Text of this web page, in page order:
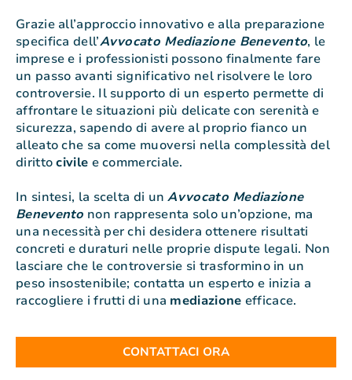
Grazie all’approccio innovativo e alla preparazione
specifica dell’Avvocato Mediazione Benevento, le
imprese e i professionisti possono finalmente fare
un passo avanti significativo nel risolvere le loro
controversie. Il supporto di un esperto permette di
affrontare le situazioni più delicate con serenità e
sicurezza, sapendo di avere al proprio fianco un
alleato che sa come muoversi nella complessità del
dirittocivile e commerciale.
In sintesi, la scelta di unAvvocato Mediazione
Benevento non rappresenta solo un’opzione, ma
una necessità per chi desidera ottenere risultati
concreti e duraturi nelle proprie dispute legali. Non
lasciare che le controversie si trasformino in un
peso insostenibile; contatta un esperto e inizia a
raccogliere i frutti di una mediazione efficace.
CONTATTACI ORA